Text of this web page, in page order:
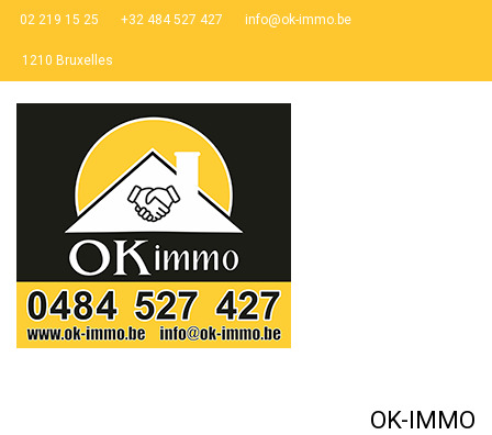
02 219 15 25 +32 484 527 427 info@ok-immo.be
1210 Bruxelles
OK-IMMO